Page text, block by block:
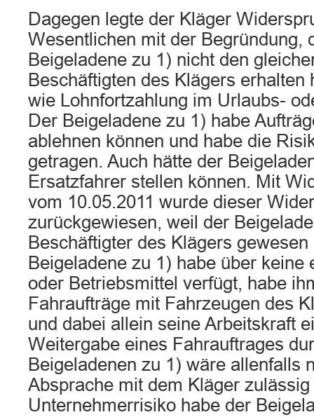
Dagegen legte der Kläger
Wesentlichen mit der Begründung,
Beigeladene zu 1) nicht den
Beschäftigten des Klägers erhalten
wie Lohnfortzahlung im Urlaubs-
Der Beigeladene zu 1) habe
ablehnen können und habe die
getragen. Auch hätte der
Ersatzfahrer stellen können. Mit
vom 10.05.2011 wurde dieser
zurückgewiesen, weil der
Beschäftigter des Klägers
Beigeladene zu 1) habe über keine
oder Betriebsmittel verfügt, habe
Fahraufträge mit Fahrzeugen des
und dabei allein seine Arbeitskraft
Weitergabe eines Fahrauftrages
Beigeladenen zu 1) wäre allenfalls
Absprache mit dem Kläger
Unternehmerrisiko habe der